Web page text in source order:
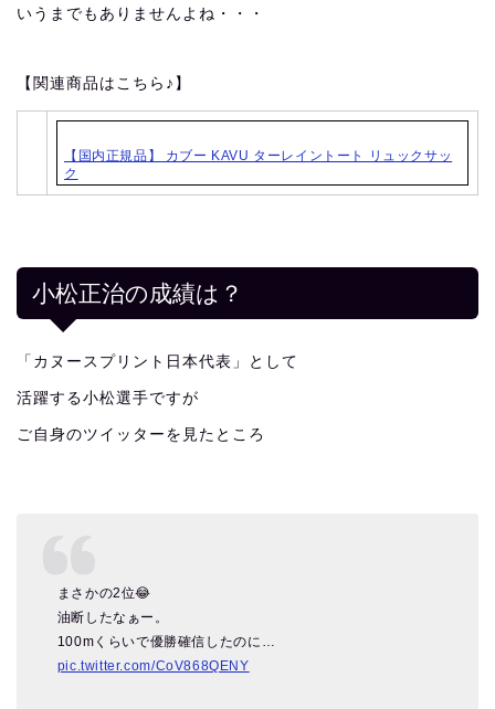
いうまでもありませんよね・・・
【関連商品はこちら♪】
【国内正規品】 カブー KAVU ターレイントート リュックサッ
ク
小松正治の成績は？
「カヌースプリント日本代表」として
活躍する小松選手ですが
ご自身のツイッターを見たところ
まさかの2位😂
油断したなぁー。
100mくらいで優勝確信したのに…
pic.twitter.com/CoV868QENY